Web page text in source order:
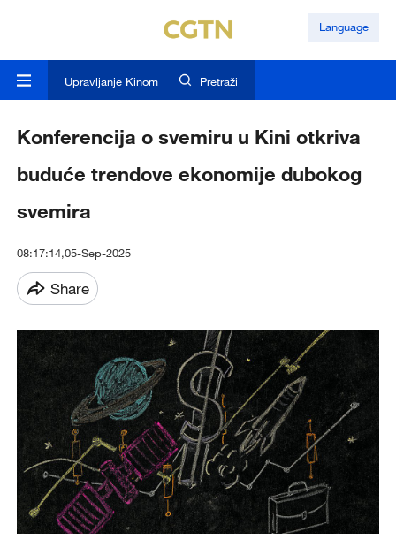
Language
Upravljanje Kinom Pretraži
Konferencija o svemiru u Kini otkriva
buduće trendove ekonomije dubokog
svemira
08:17:14,05-Sep-2025
Share